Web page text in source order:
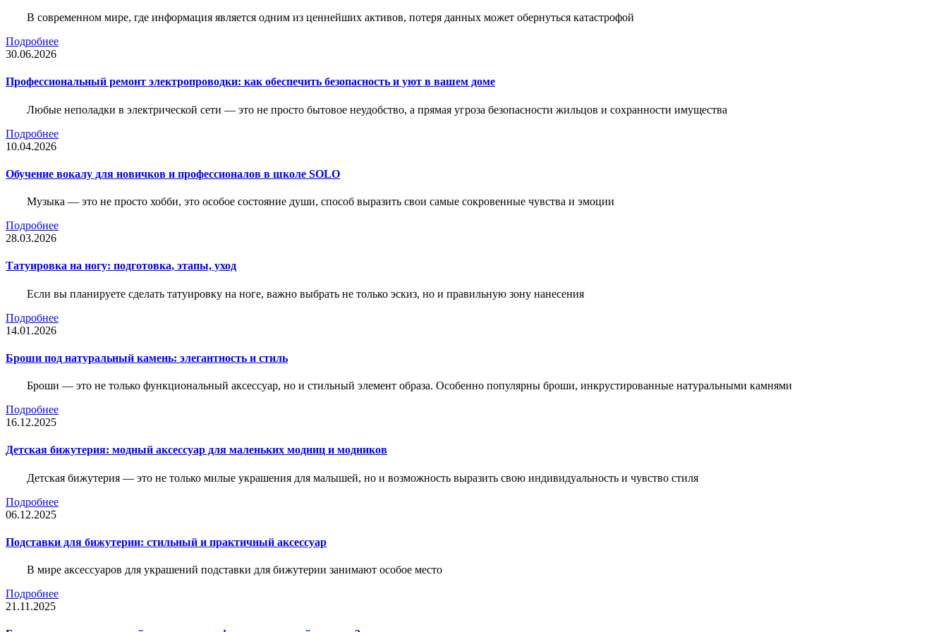
В современном мире, где информация является одним из ценнейших активов, потеря данных может обернуться катастрофой
Подробнее
30.06.2026
Профессиональный ремонт электропроводки: как обеспечить безопасность и уют в вашем доме
Любые неполадки в электрической сети — это не просто бытовое неудобство, а прямая угроза безопасности жильцов и сохранности имущества
Подробнее
10.04.2026
Обучение вокалу для новичков и профессионалов в школе SOLO
Музыка — это не просто хобби, это особое состояние души, способ выразить свои самые сокровенные чувства и эмоции
Подробнее
28.03.2026
Татуировка на ногу: подготовка, этапы, уход
Если вы планируете сделать татуировку на ноге, важно выбрать не только эскиз, но и правильную зону нанесения
Подробнее
14.01.2026
Броши под натуральный камень: элегантность и стиль
Броши — это не только функциональный аксессуар, но и стильный элемент образа. Особенно популярны броши, инкрустированные натуральными камнями
Подробнее
16.12.2025
Детская бижутерия: модный аксессуар для маленьких модниц и модников
Детская бижутерия — это не только милые украшения для малышей, но и возможность выразить свою индивидуальность и чувство стиля
Подробнее
06.12.2025
Подставки для бижутерии: стильный и практичный аксессуар
В мире аксессуаров для украшений подставки для бижутерии занимают особое место
Подробнее
21.11.2025